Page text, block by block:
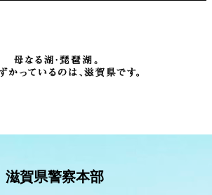
滋賀県警察本部